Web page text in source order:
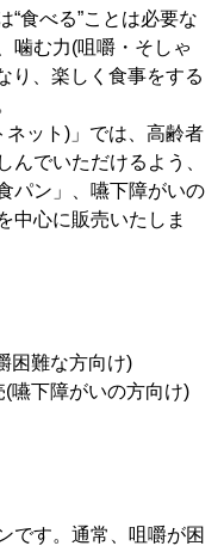
“食べる”ことは必要な
噛む力(咀嚼・そしゃ
り、楽しく食事をする
ネット)」では、高齢者
んでいただけるよう、
パン」、嚥下障がいの
中心に販売いたしま
困難な方向け)
嚥下障がいの方向け)
です。通常、咀嚼が困